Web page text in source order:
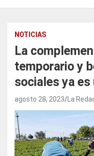
NOTICIAS
La
temporario y
sociales ya es
agosto 28, 2023 La